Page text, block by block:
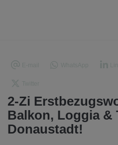
2-Zi
Balkon, Loggia &
Donaustadt!